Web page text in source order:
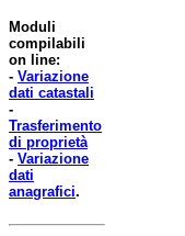
Moduli
compilabili
on line:
- Variazione
dati catastali
-
Trasferimento
di proprietà
- Variazione
dati
anagrafici.